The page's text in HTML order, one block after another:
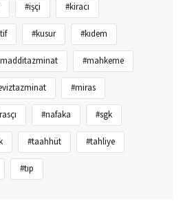
#işçi #kiracı
#kusur #kıdem
#mahkeme
#miras
#nafaka #sgk
#taahhüt #tahliye
#tıp